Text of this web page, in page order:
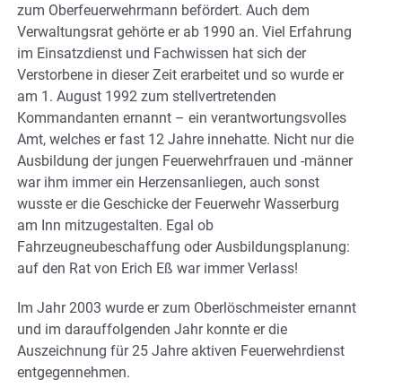
zum Oberfeuerwehrmann befördert. Auch dem
Verwaltungsrat gehörte er ab 1990 an. Viel Erfahrung
im Einsatzdienst und Fachwissen hat sich der
Verstorbene in dieser Zeit erarbeitet und so wurde er
am 1. August 1992 zum stellvertretenden
Kommandanten ernannt – ein verantwortungsvolles
Amt, welches er fast 12 Jahre innehatte. Nicht nur die
Ausbildung der jungen Feuerwehrfrauen und -männer
war ihm immer ein Herzensanliegen, auch sonst
wusste er die Geschicke der Feuerwehr Wasserburg
am Inn mitzugestalten. Egal ob
Fahrzeugneubeschaffung oder Ausbildungsplanung:
auf den Rat von Erich Eß war immer Verlass!
Im Jahr 2003 wurde er zum Oberlöschmeister ernannt
und im darauffolgenden Jahr konnte er die
Auszeichnung für 25 Jahre aktiven Feuerwehrdienst
entgegennehmen.